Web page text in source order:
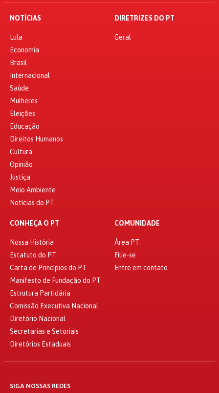
NOTÍCIAS
Lula
Economia
Brasil
Internacional
Saúde
Mulheres
Eleições
Educação
Direitos Humanos
Cultura
Opinião
Justiça
Meio Ambiente
Notícias do PT
DIRETRIZES DO PT
Geral
CONHEÇA O PT
Nossa História
Estatuto do PT
Carta de Princípios do PT
Manifesto de Fundação do PT
Estrutura Partidária
Comissão Executiva Nacional
Diretório Nacional
Secretarias e Setoriais
Diretórios Estaduais
COMUNIDADE
Área PT
Filie-se
Entre em contato
SIGA NOSSAS REDES